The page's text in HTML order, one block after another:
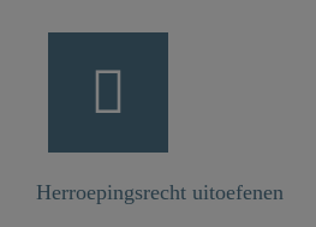
Herroepingsrecht uitoefenen